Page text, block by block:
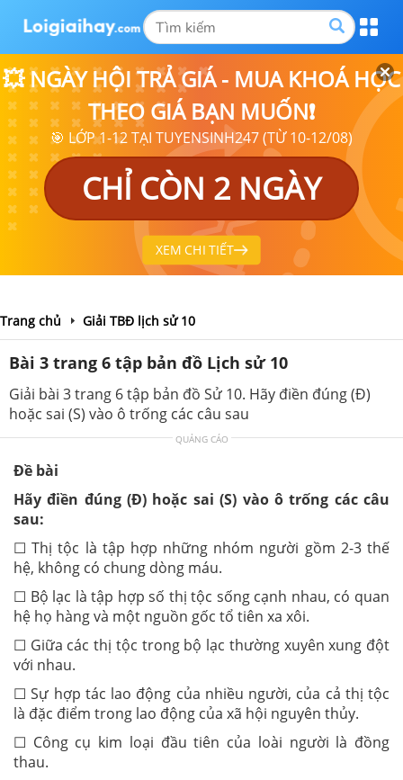
💥 NGÀY HỘI TRẢ GIÁ - MUA KHOÁ HỌC
THEO GIÁ BẠN MUỐN❗
🎯 LỚP 1-12 TẠI TUYENSINH247 (TỪ 10-12/08)
CHỈ CÒN 2 NGÀY
XEM CHI TIẾT
Trang chủ Giải TBĐ lịch sử 10
Bài 3 trang 6 tập bản đồ Lịch sử 10
Giải bài 3 trang 6 tập bản đồ Sử 10. Hãy điền đúng (Đ)
hoặc sai (S) vào ô trống các câu sau
QUẢNG CÁO
Đề bài
Hãy điền đúng (Đ) hoặc sai (S) vào ô trống các câu
sau:
☐ Thị tộc là tập hợp những nhóm người gồm 2-3 thế
hệ, không có chung dòng máu.
☐ Bộ lạc là tập hợp số thị tộc sống cạnh nhau, có quan
hệ họ hàng và một nguồn gốc tổ tiên xa xôi.
☐ Giữa các thị tộc trong bộ lạc thường xuyên xung đột
với nhau.
☐ Sự hợp tác lao động của nhiều người, của cả thị tộc
là đặc điểm trong lao động của xã hội nguyên thủy.
☐ Công cụ kim loại đầu tiên của loài người là đồng
thau.